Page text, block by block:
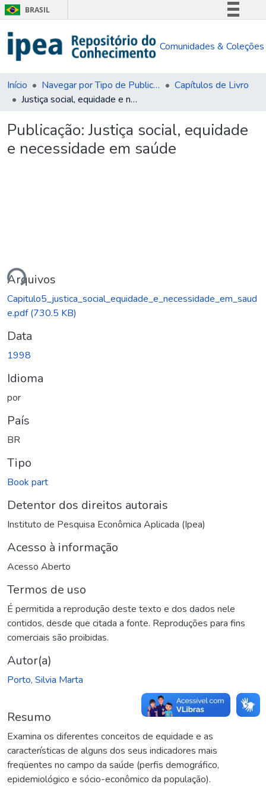
BRASIL
Comunica BR
Acesso à informação
Comunidades & Coleções
Início Navegar por Tipo de Publicação
Capítulos de Livro
Justiça social, equidade e necessidade em saúde
Publicação:Justiça social, equidade
e necessidade em saúde
Arquivos
Capitulo5_justica_social_equidade_e_necessidade_em_saud
e.pdf(730.5 KB)
Data
1998
Idioma
por
País
BR
Tipo
Book part
Detentor dos direitos autorais
Instituto de Pesquisa Econômica Aplicada (Ipea)
Acesso à informação
Acesso Aberto
Termos de uso
É permitida a reprodução deste texto e dos dados nele
contidos, desde que citada a fonte. Reproduções para fins
comerciais são proibidas.
Autor(a)
Porto, Silvia Marta
Resumo
Examina os diferentes conceitos de equidade e as
características de alguns dos seus indicadores mais
freqüentes no campo da saúde (perfis demográfico,
epidemiológico e sócio-econômico da população).